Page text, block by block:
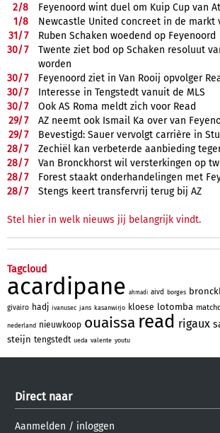
2/8
Feyenoord wint duel om Kuip Cup van
1/8
Newcastle United concreet in de markt
31/7
Ruben Schaken woedend op Feyenoord
30/7
Twente ziet bod op Schaken resoluut
worden
30/7
Feyenoord ziet in Van Rooij opvolger
30/7
Interesse in Tengstedt vanuit de MLS
30/7
Ook AS Roma meldt zich voor Read
29/7
AZ neemt ook Ismail Ka over van
29/7
Bevestigd: Sauer vervolgt carrière in
28/7
Zechiël kan verbeterde aanbieding
28/7
Van Bronckhorst wil versterkingen op
28/7
Forest staakt onderhandelingen met
28/7 Stengs keert transfervrij terug bij AZ
Stel hier in welk nieuws jij belangrijk vindt.
Tagcloud
acardipane ahmadi aivd borges
givairo hadj ivanusec jans kasanwirjo kloese lotomba
nederland nieuwkoop ouaissa read rigaux
steijn tengstedt ueda valente youtu
Direct naar
Aanmelden / inloggen